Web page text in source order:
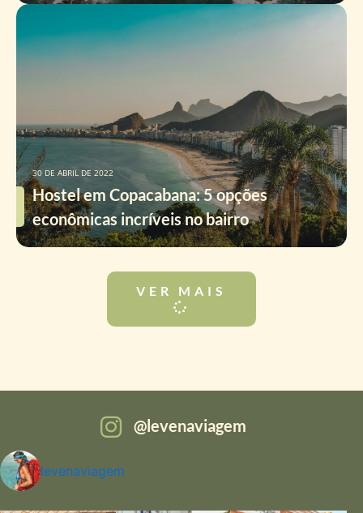
Hostel em Copacabana: 5 opções
econômicas incríveis no bairro
30 DE ABRIL DE 2022
VER MAIS
levenaviagem
levenaviagem